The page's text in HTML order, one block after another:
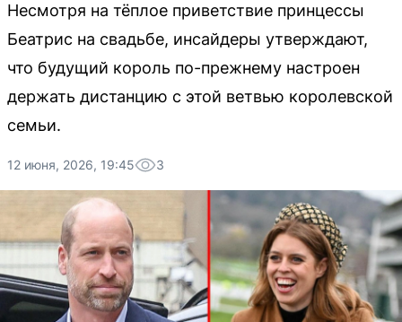
Несмотря на тёплое приветствие принцессы
Беатрис на свадьбе, инсайдеры утверждают,
что будущий король по-прежнему настроен
держать дистанцию с этой ветвью королевской
семьи.
12 июня, 2026, 19:45 3